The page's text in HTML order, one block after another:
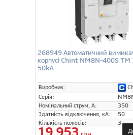
268949 Автоматичний
корпусі Chint NM8N-400S TM
50kA
Виробник:
Серія:
Номінальний струм, А:
350
Здатність відключення, кА:
50
Кількість полюсів:
3